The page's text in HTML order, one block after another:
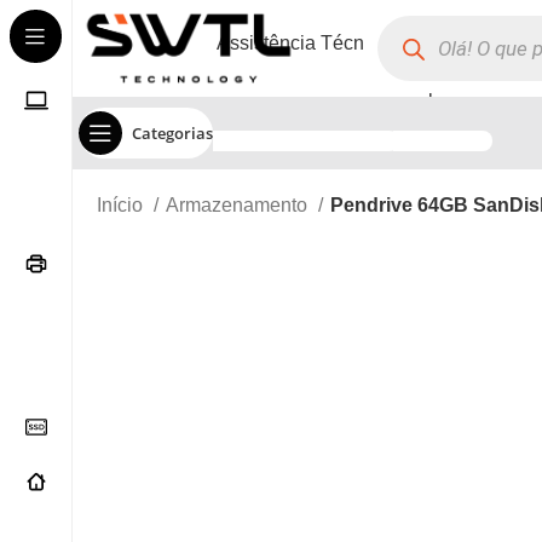
Categorias
Assistência Técnica
Início Armazenamento Pendrive 64GB